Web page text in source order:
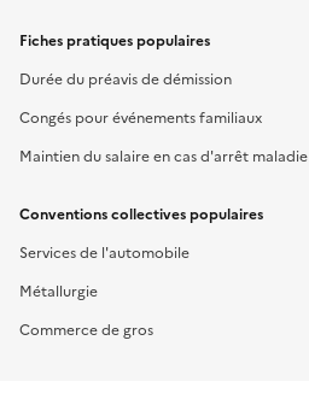
Fiches pratiques populaires
Durée du préavis de démission
Congés pour événements familiaux
Maintien du salaire en cas d'arrêt maladie
Conventions collectives populaires
Services de l'automobile
Métallurgie
Commerce de gros